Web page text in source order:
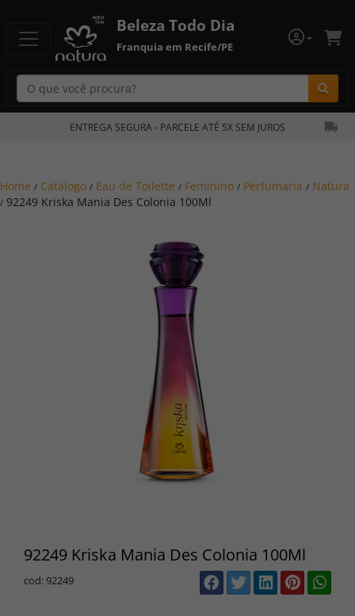
Beleza Todo Dia
Franquia em Recife/PE
ENTREGA SEGURA - PARCELE ATÉ 5X SEM JUROS
Home / Catálogo / Eau de Toilette / Feminino / Perfumaria / Natura
/ 92249 Kriska Mania Des Colonia 100Ml
92249 Kriska Mania Des Colonia 100Ml
cod: 92249